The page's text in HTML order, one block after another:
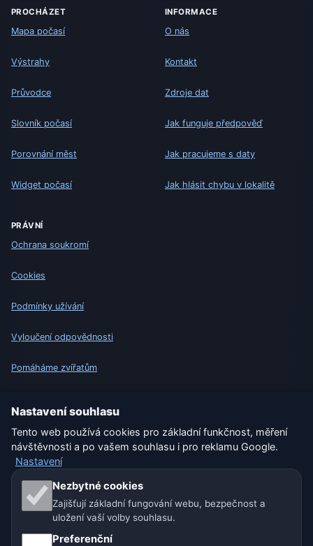
PROCHÁZET
Mapa počasí
Výstrahy
Průvodce
Slovník počasí
Porovnání měst
Widget počasí
INFORMACE
O nás
Kontakt
Zdroje dat
Jak funguje předpověď
Jak pracujeme s daty
Jak hlásit chybu v lokalitě
PRÁVNÍ
Ochrana soukromí
Cookies
Podmínky užívání
Vyloučení odpovědnosti
Pomáháme zvířatům
Nastavení
Naše weby o počasí:
🇨🇿 Česko 🇭🇷 Chorvatsko 🇧🇬 Bulharsko
🇩🇪🇦🇹🇨🇭 Německo / Rakousko / Švýcarsko
Nastavení souhlasu
Tento web používá cookies pro základní funkčnost, měření
návštěvnosti a po vašem souhlasu i pro reklamu Google.
Nastavení
Nezbytné cookies
Zajišťují základní fungování webu, bezpečnost a
uložení vaší volby souhlasu.
Preferenční